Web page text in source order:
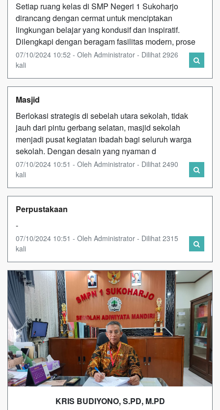
Setiap ruang kelas di SMP Negeri 1 Sukoharjo
dirancang dengan cermat untuk menciptakan
lingkungan belajar yang kondusif dan inspiratif.
Dilengkapi dengan beragam fasilitas modern, prose
07/10/2024 10:52 - Oleh Administrator - Dilihat 2926
kali
Masjid
Berlokasi strategis di sebelah utara sekolah, tidak
jauh dari pintu gerbang selatan, masjid sekolah
menjadi pusat kegiatan ibadah bagi seluruh warga
sekolah. Dengan desain yang nyaman d
07/10/2024 10:51 - Oleh Administrator - Dilihat 2490
kali
Perpustakaan
-
07/10/2024 10:51 - Oleh Administrator - Dilihat 2315
kali
KRIS BUDIYONO, S.PD, M.PD